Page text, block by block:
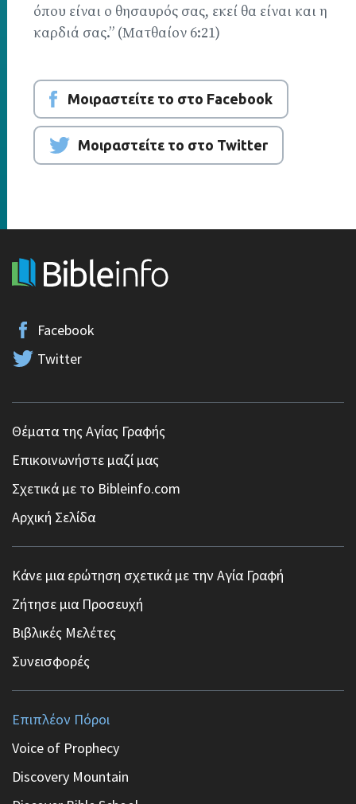
όπου είναι ο θησαυρός σας, εκεί θα είναι και η
καρδιά σας.” (Ματθαίον 6:21)
Μοιραστείτε το στο Facebook
Μοιραστείτε το στο Twitter
Facebook
Twitter
Θέματα της Αγίας Γραφής
Επικοινωνήστε μαζί μας
Σχετικά με το Bibleinfo.com
Αρχική Σελίδα
Κάνε μια ερώτηση σχετικά με την Αγία Γραφή
Ζήτησε μια Προσευχή
Βιβλικές Μελέτες
Συνεισφορές
Επιπλέον Πόροι
Voice of Prophecy
Discovery Mountain